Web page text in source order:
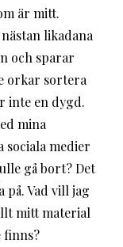
är mitt.
likadana
och sparar
orkar sortera
inte en dygd.
mina
sociala medier
gå bort? Det
på. Vad vill jag
mitt material
finns?